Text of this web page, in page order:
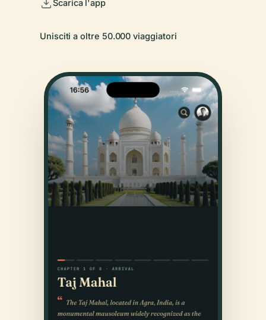
Scarica l'app
Unisciti a oltre 50.000 viaggiatori